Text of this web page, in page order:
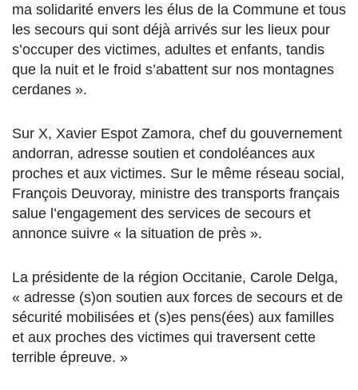
ma solidarité envers les élus de la Commune et tous
les secours qui sont déjà arrivés sur les lieux pour
s’occuper des victimes, adultes et enfants, tandis
que la nuit et le froid s’abattent sur nos montagnes
cerdanes ».
Sur X, Xavier Espot Zamora, chef du gouvernement
andorran, adresse soutien et condoléances aux
proches et aux victimes. Sur le même réseau social,
François Deuvoray, ministre des transports français
salue l’engagement des services de secours et
annonce suivre « la situation de près ».
La présidente de la région Occitanie, Carole Delga,
« adresse (s)on soutien aux forces de secours et de
sécurité mobilisées et (s)es pens(ées) aux familles
et aux proches des victimes qui traversent cette
terrible épreuve. »